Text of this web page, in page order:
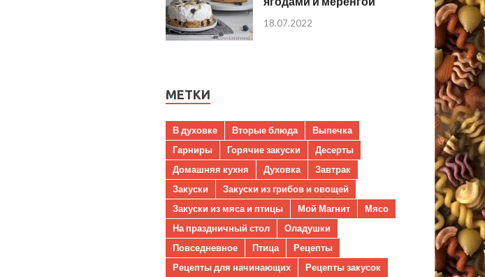
18.07.2022
МЕТКИ
В духовке Вторые блюда
Выпечка
Гарниры
Горячие закуски
Десерты
Домашняя кухня
Духовка
Завтрак
Закуски
Закуски из грибов и овощей
Закуски из мяса и птицы
Мой Магнит
Мясо
На праздничный стол
Оладушки
Повседневное
Птица
Рецепты
Рецепты для начинающих
Рецепты закусок